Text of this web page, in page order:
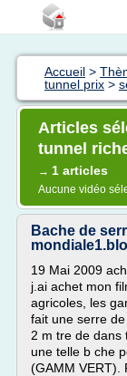
Accueil >
tunnel prix >
Articles
tunnel
→ 1 articles
Aucune vidéo
Bache de
19 Mai 2009
j.ai achet mon
agricoles, les
fait une serre
2 m tre de dans
une telle b che
(GAMM VERT).